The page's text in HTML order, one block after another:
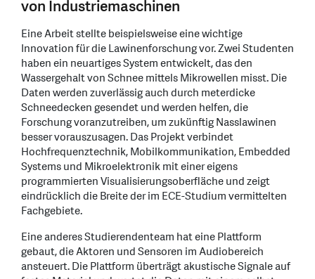
von Industriemaschinen
Eine Arbeit stellte beispielsweise eine wichtige
Innovation für die Lawinenforschung vor. Zwei Studenten
haben ein neuartiges System entwickelt, das den
Wassergehalt von Schnee mittels Mikrowellen misst. Die
Daten werden zuverlässig auch durch meterdicke
Schneedecken gesendet und werden helfen, die
Forschung voranzutreiben, um zukünftig Nasslawinen
besser vorauszusagen. Das Projekt verbindet
Hochfrequenztechnik, Mobilkommunikation, Embedded
Systems und Mikroelektronik mit einer eigens
programmierten Visualisierungsoberfläche und zeigt
eindrücklich die Breite der im ECE-Studium vermittelten
Fachgebiete.
Eine anderes Studierendenteam hat eine Plattform
gebaut, die Aktoren und Sensoren im Audiobereich
ansteuert. Die Plattform überträgt akustische Signale auf